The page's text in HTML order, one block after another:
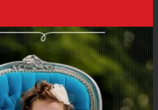
Projekty logo